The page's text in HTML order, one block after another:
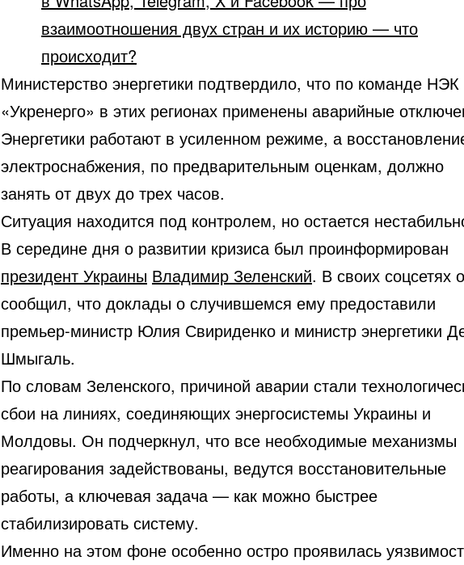
взаимоотношения двух стран и их историю — что
происходит?
Министерство энергетики подтвердило, что по команде НЭК
«Укренерго» в этих регионах применены аварийные
Энергетики работают в усиленном режиме, а
электроснабжения, по предварительным оценкам, должно
занять от двух до трех часов.
Ситуация находится под контролем, но остается
В середине дня о развитии кризиса был проинформирован
президент Украины Владимир Зеленский. В своих соцсетях
сообщил, что доклады о случившемся ему предоставили
премьер-министр Юлия Свириденко и министр энергетики
Шмыгаль.
По словам Зеленского, причиной аварии стали
сбои на линиях, соединяющих энергосистемы Украины и
Молдовы. Он подчеркнул, что все необходимые механизмы
реагирования задействованы, ведутся восстановительные
работы, а ключевая задача — как можно быстрее
стабилизировать систему.
Именно на этом фоне особенно остро проявилась